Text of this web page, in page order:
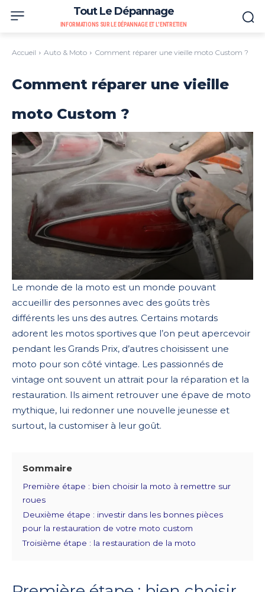
Tout Le Dépannage
INFORMATIONS SUR LE DÉPANNAGE ET L'ENTRETIEN
Accueil Auto & Moto Comment réparer une vieille moto Custom ?
Comment réparer une vieille
moto Custom ?
Le monde de la moto est un monde pouvant
accueillir des personnes avec des goûts très
différents les uns des autres. Certains motards
adorent les motos sportives que l’on peut apercevoir
pendant les Grands Prix, d’autres choisissent une
moto pour son côté vintage. Les passionnés de
vintage ont souvent un attrait pour la réparation et la
restauration. Ils aiment retrouver une épave de moto
mythique, lui redonner une nouvelle jeunesse et
surtout, la customiser à leur goût.
Sommaire
Première étape : bien choisir la moto à remettre sur
roues
Deuxième étape : investir dans les bonnes pièces
pour la restauration de votre moto custom
Troisième étape : la restauration de la moto